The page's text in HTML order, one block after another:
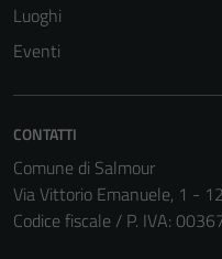
Luoghi
Eventi
CONTATTI
Comune di Salmour
Via Vittorio Emanuele, 1 -
Codice fiscale / P. IVA: